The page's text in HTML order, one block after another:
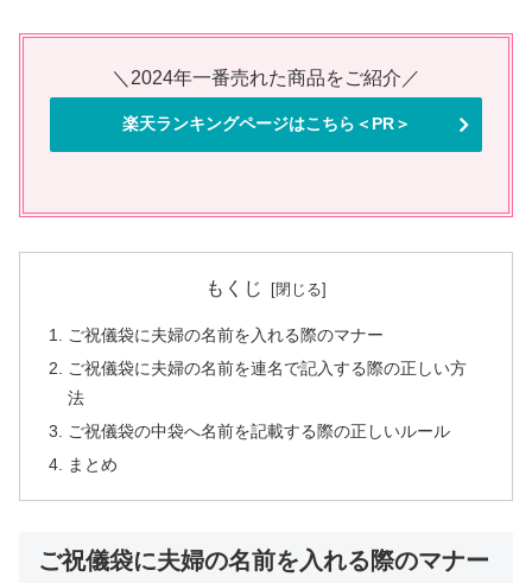
＼2024年一番売れた商品をご紹介／
楽天ランキングページはこちら＜PR＞
もくじ
ご祝儀袋に夫婦の名前を入れる際のマナー
ご祝儀袋に夫婦の名前を連名で記入する際の正しい方
法
ご祝儀袋の中袋へ名前を記載する際の正しいルール
まとめ
ご祝儀袋に夫婦の名前を入れる際のマナー